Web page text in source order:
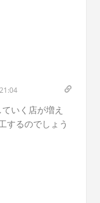
いく店が増え
するのでしょう